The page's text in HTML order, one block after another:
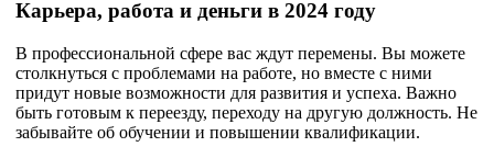
Карьера, работа и деньги в 2024 году
В профессиональной сфере вас ждут перемены. Вы можете
столкнуться с проблемами на работе, но вместе с ними
придут новые возможности для развития и успеха. Важно
быть готовым к переезду, переходу на другую должность. Не
забывайте об обучении и повышении квалификации.